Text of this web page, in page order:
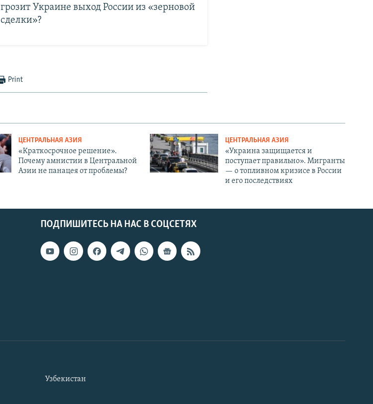
грозит Украине выход России из «зерновой
сделки»?
Print
ЦЕНТРАЛЬНАЯ АЗИЯ
«Краткосрочное решение».
Почему амнистии в Центральной
Азии не панацея от проблемы?
ЦЕНТРАЛЬНАЯ АЗИЯ
«Украина защищается и
поступает правильно». Мигранты
— о топливном кризисе в России
и его последствиях
ПОДПИШИТЕСЬ НА НАС В СОЦСЕТЯХ
Узбекистан